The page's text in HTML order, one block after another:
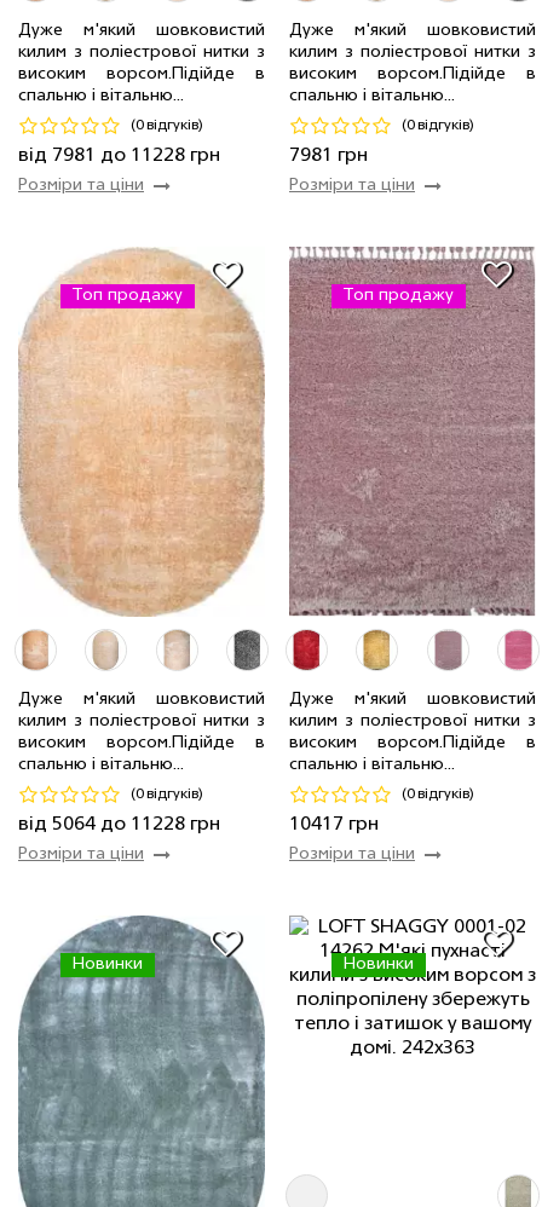
Дуже м'який шовковистий
килим з поліестрової нитки з
високим ворсом.Пiдiйде в
спальню і вітальню...
(0 відгуків)
від 7981 до 11228 грн
Розміри та ціни
2.0 x 2.9 м 2 шт
7981 грн
2.4 x 3.4 м
2 шт 11228 грн
Код 17163
Купити
Дуже м'який шовковистий
килим з поліестрової нитки з
високим ворсом.Пiдiйде в
спальню і вітальню...
(0 відгуків)
7981 грн
Розміри та ціни
2.0 x 2.9 м 36 шт 7981 грн
Код 18135
Топ продажу
Дуже м'який шовковистий
килим з поліестрової нитки з
високим ворсом.Пiдiйде в
спальню і вітальню...
(0 відгуків)
від 5064 до 11228 грн
Розміри та ціни
2.0 x 2.9 м 7981 грн
2.4 x 3.4 м 8 шт
11228 грн
1.6 x 2.3 м
8 шт 5064 грн
Код 17169
Купити
Топ продажу
Дуже м'який шовковистий
килим з поліестрової нитки з
високим ворсом.Пiдiйде в
спальню і вітальню...
(0 відгуків)
10417 грн
Розміри та ціни
2.0 x 2.9 м 8 шт 10417 грн
Код 16848
Новинки Новинки